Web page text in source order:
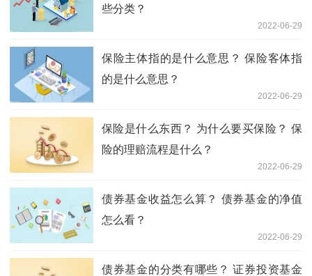
些分类？
2022-06-29
保险主体指的是什么意思？ 保险客体指
的是什么意思？
2022-06-29
保险是什么东西？ 为什么要买保险？ 保
险的理赔流程是什么？
2022-06-29
债券基金收益怎么算？ 债券基金的净值
怎么看？
2022-06-29
债券基金的分类有哪些？ 证券投资基金